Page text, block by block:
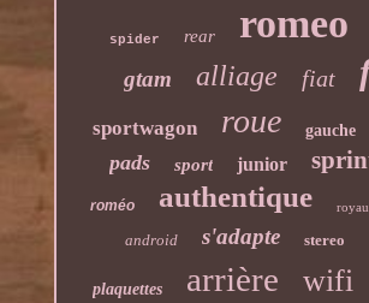
spider rear romeo
gtam alliage fiat
sportwagon roue gauche
pads sport junior
roméo authentique
android s'adapte stereo
plaquettes arrière wifi